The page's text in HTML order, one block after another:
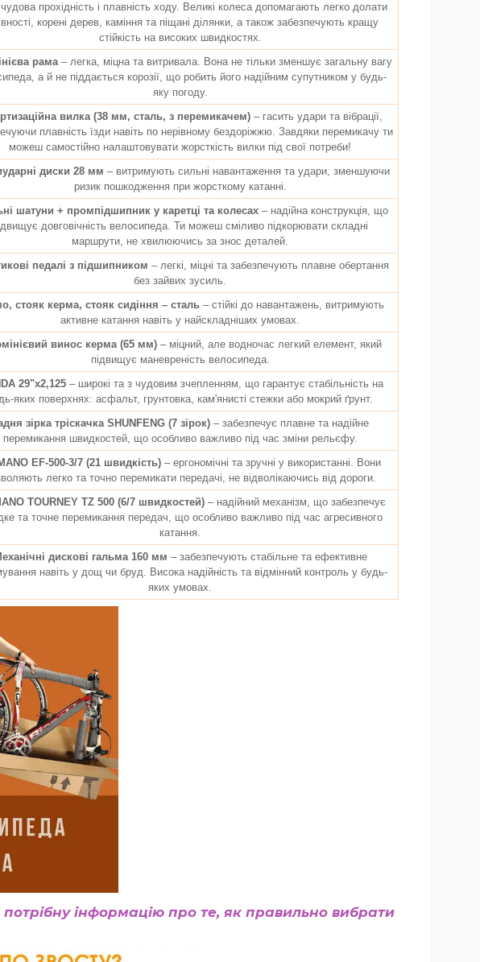
прохідність і плавність ходу. Великі колеса допомагають легко долати
корені дерев, каміння та піщані ділянки, а також забезпечують кращу
стійкість на високих швидкостях.
рама– легка, міцна та витривала. Вона не тільки зменшує загальну вагу
а й не піддається корозії, що робить його надійним супутником у будь-
яку погоду.
вилка (38 мм, сталь, з перемикачем)– гасить удари та вібрації,
плавність їзди навіть по нерівному бездоріжжю. Завдяки перемикачу ти
можеш самостійно налаштовувати жорсткість вилки під свої потреби!
диски 28 мм – витримують сильні навантаження та удари, зменшуючи
ризик пошкодження при жорсткому катанні.
шатуни + промпідшипник у каретці та колесах– надійна конструкція, що
довговічність велосипеда. Ти можеш сміливо підкорювати складні
маршрути, не хвилюючись за знос деталей.
педалі з підшипником – легкі, міцні та забезпечують плавне обертання
без зайвих зусиль.
стояк керма, стояк сидіння – сталь – стійкі до навантажень, витримують
активне катання навіть у найскладніших умовах.
винос керма (65 мм)– міцний, але водночас легкий елемент, який
підвищує маневреність велосипеда.
29"x2,125– широкі та з чудовим зчепленням, що гарантує стабільність на
яких поверхнях: асфальт, грунтовка, кам'янисті стежки або мокрий ґрунт.
зірка тріскачка SHUNFENG (7 зірок) – забезпечує плавне та надійне
перемикання швидкостей, що особливо важливо під час зміни рельєфу.
EF-500-3/7 (21 швидкість) – ергономічні та зручні у використанні. Вони
легко та точно перемикати передачі, не відволікаючись від дороги.
TOURNEY TZ 500 (6/7 швидкостей)– надійний механізм, що забезпечує
та точне перемикання передач, що особливо важливо під час агресивного
катання.
дискові гальма 160 мм – забезпечують стабільне та ефективне
навіть у дощ чи бруд. Висока надійність та відмінний контроль у будь-
яких умовах.
потрібну інформацію про те, як правильно вибрати